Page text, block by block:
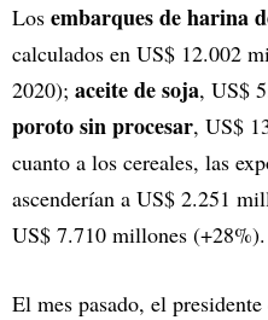
Los embarques de harina
calculados en US$ 12.002
2020); aceite de soja, US$
poroto sin procesar, US$
cuanto a los cereales, las
ascenderían a US$ 2.251
US$ 7.710 millones (+28%).
El mes pasado, el